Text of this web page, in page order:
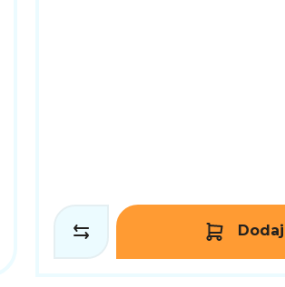
Dodaj